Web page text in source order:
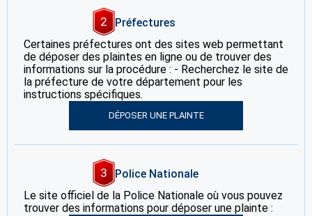
2
Préfectures
Certaines préfectures ont des sites web permettant
de déposer des plaintes en ligne ou de trouver des
informations sur la procédure : - Recherchez le site de
la préfecture de votre département pour les
instructions spécifiques.
DÉPOSER UNE PLAINTE
3
Police Nationale
Le site officiel de la Police Nationale où vous pouvez
trouver des informations pour déposer une plainte :